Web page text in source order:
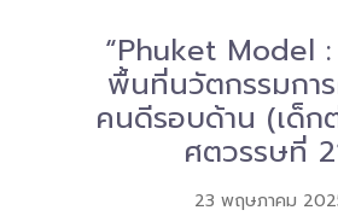
“Phuket Model
พื้นที่นวัตกรรมกา
คนดีรอบด้าน (เด็ก
ศตวรรษที่
23 พฤษภาคม